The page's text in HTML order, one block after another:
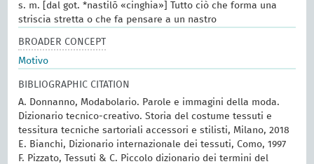
s. m. [dal got. *nastilō «cinghia»] Tutto ciò che forma una
striscia stretta o che fa pensare a un nastro
BROADER CONCEPT
Motivo
BIBLIOGRAPHIC CITATION
A. Donnanno, Modabolario. Parole e immagini della moda.
Dizionario tecnico-creativo. Storia del costume tessuti e
tessitura tecniche sartoriali accessori e stilisti, Milano, 2018
E. Bianchi, Dizionario internazionale dei tessuti, Como, 1997
F. Pizzato, Tessuti & C. Piccolo dizionario dei termini del